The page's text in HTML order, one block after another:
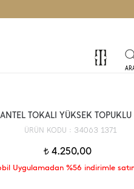
TOKALI YÜKSEK TOPUKLU
ÜRÜN KODU : 34063 1371
t4.250,00
Uygulamadan %56 indirimle